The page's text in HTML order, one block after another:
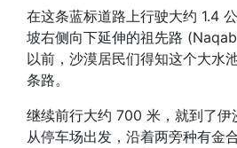
在这条蓝标道路上行驶大约 1.4
坡右侧向下延伸的祖先路
以前，沙漠居民们得知这个大水
条路。
继续前行大约 700 米，就到了伊
从停车场出发，沿着两旁种有金